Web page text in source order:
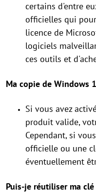
certains d'entre
officielles qui
licence de
logiciels
ces outils et
Ma copie de Windows
Si vous avez
produit valide,
Cependant, si
officielle ou une
éventuellement
Puis-je réutiliser ma